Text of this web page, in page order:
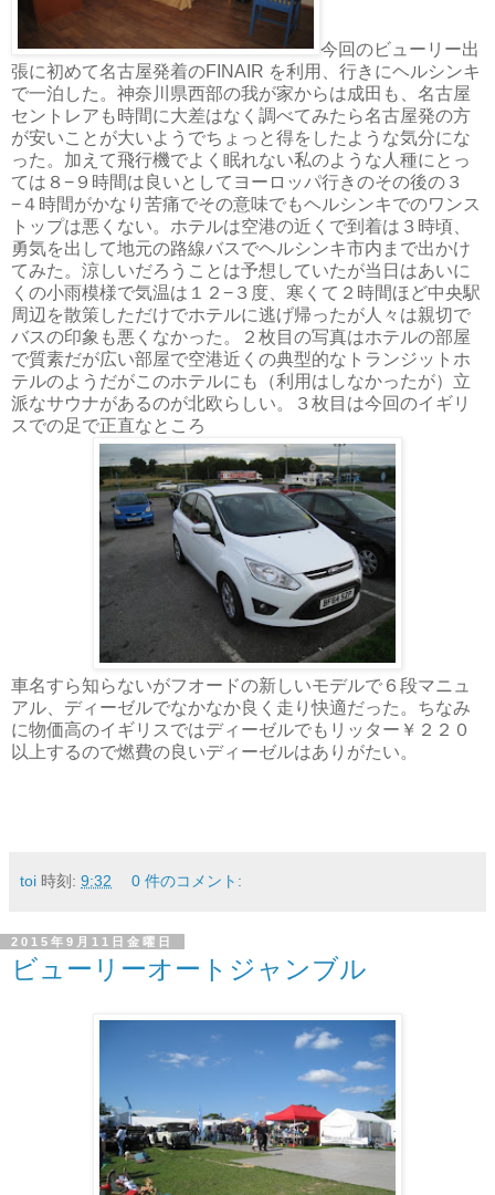
今回のビューリー出
張に初めて名古屋発着のFINAIR を利用、行きにヘルシンキ
で一泊した。神奈川県西部の我が家からは成田も、名古屋
セントレアも時間に大差はなく調べてみたら名古屋発の方
が安いことが大いようでちょっと得をしたような気分にな
った。加えて飛行機でよく眠れない私のような人種にとっ
ては８−９時間は良いとしてヨーロッパ行きのその後の３
−４時間がかなり苦痛でその意味でもヘルシンキでのワンス
トップは悪くない。ホテルは空港の近くで到着は３時頃、
勇気を出して地元の路線バスでヘルシンキ市内まで出かけ
てみた。涼しいだろうことは予想していたが当日はあいに
くの小雨模様で気温は１２−３度、寒くて２時間ほど中央駅
周辺を散策しただけでホテルに逃げ帰ったが人々は親切で
バスの印象も悪くなかった。２枚目の写真はホテルの部屋
で質素だが広い部屋で空港近くの典型的なトランジットホ
テルのようだがこのホテルにも（利用はしなかったが）立
派なサウナがあるのが北欧らしい。３枚目は今回のイギリ
スでの足で正直なところ
車名すら知らないがフオードの新しいモデルで６段マニュ
アル、ディーゼルでなかなか良く走り快適だった。ちなみ
に物価高のイギリスではディーゼルでもリッター￥２２０
以上するので燃費の良いディーゼルはありがたい。
toi 時刻: 9:32 0 件のコメント:
2015年9月11日金曜日
ビューリーオートジャンブル